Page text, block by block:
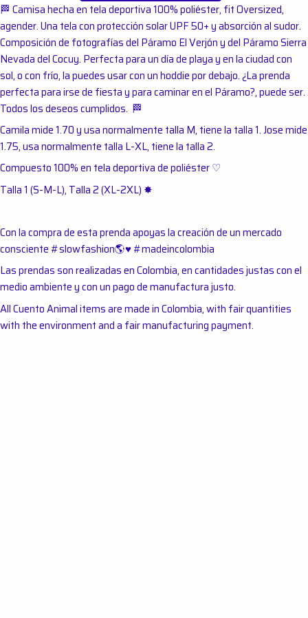
🏁 Camisa hecha en tela deportiva 100% poliéster, fit Oversized,
agender. Una tela con protección solar UPF 50+ y absorción al sudor.
Composición de fotografías del Páramo El Verjón y del Páramo Sierra
Nevada del Cocuy. Perfecta para un día de playa y en la ciudad con
sol, o con frío, la puedes usar con un hoddie por debajo. ¿La prenda
perfecta para irse de fiesta y para caminar en el Páramo?, puede ser.
Todos los deseos cumplidos. 🏁
Camila mide 1.70 y usa normalmente talla M, tiene la talla 1. Jose mide
1.75, usa normalmente talla L-XL, tiene la talla 2.
Compuesto 100% en tela deportiva de poliéster ♡
Talla 1 (S-M-L), Talla 2 (XL-2XL) ✸
Con la compra de esta prenda apoyas la creación de un mercado
consciente #slowfashion🌎♥︎ #madeincolombia
Las prendas son realizadas en Colombia, en cantidades justas con el
medio ambiente y con un pago de manufactura justo.
All Cuento Animal items are made in Colombia, with fair quantities
with the environment and a fair manufacturing payment.